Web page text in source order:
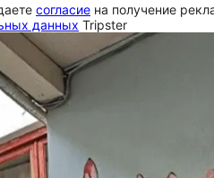
согласие на получение
данных Tripster